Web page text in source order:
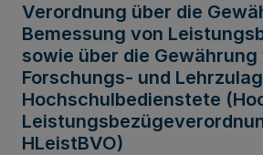
Verordnung über die
Bemessung von
sowie über die Gewährung
Forschungs- und
Hochschulbedienstete
HLeistBVO)